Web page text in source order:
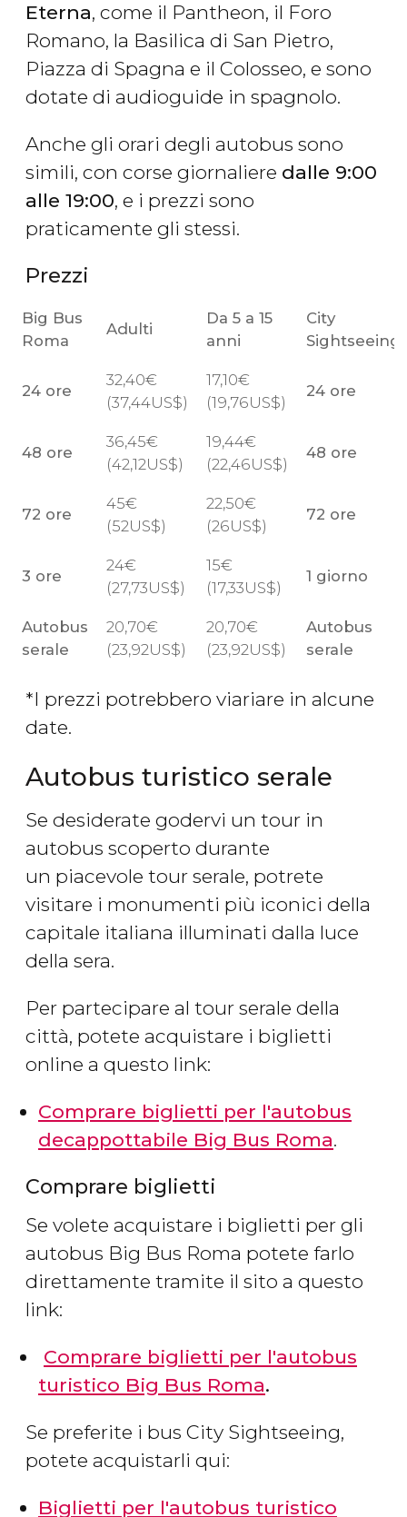
Eterna, come il Pantheon, il Foro
Romano, la Basilica di San Pietro,
Piazza di Spagna e il Colosseo, e sono
dotate di audioguide in spagnolo.
Anche gli orari degli autobus sono
simili, con corse giornaliere dalle 9:00
alle 19:00, e i prezzi sono
praticamente gli stessi.
Prezzi
Big Bus
Roma
Adulti
Da 5 a 15
anni
City
Sightseeing
24 ore
32,40€
(37,44US$)
17,10€
(19,76US$)
24 ore
48 ore
36,45€
(42,12US$)
19,44€
(22,46US$)
48 ore
72 ore
45€
(52US$)
22,50€
(26US$)
72 ore
3 ore
24€
(27,73US$)
15€
(17,33US$)
1 giorno
Autobus
serale
20,70€
(23,92US$)
20,70€
(23,92US$)
Autobus
serale
*I prezzi potrebbero viariare in alcune
date.
Autobus turistico serale
Se desiderate godervi un tour in
autobus scoperto durante
un piacevole tour serale, potrete
visitare i monumenti più iconici della
capitale italiana illuminati dalla luce
della sera.
Per partecipare al tour serale della
città, potete acquistare i biglietti
online a questo link:
Comprare biglietti per l'autobus
decappottabile Big Bus Roma.
Comprare biglietti
Se volete acquistare i biglietti per gli
autobus Big Bus Roma potete farlo
direttamente tramite il sito a questo
link:
Comprare biglietti per l'autobus
turistico Big Bus Roma.
Se preferite i bus City Sightseeing,
potete acquistarli qui:
Biglietti per l'autobus turistico